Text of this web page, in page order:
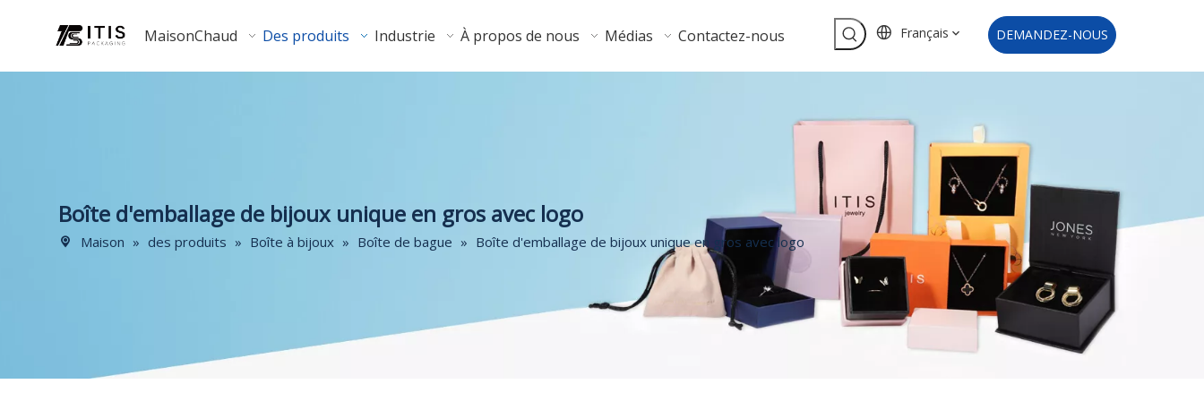
MaisonChaud Des produits Industrie À propos de nous Médias Contactez-nous Français DEMANDEZ-NOUS
Boîte d'emballage de bijoux unique en gros avec logo
Maison » des produits » Boîte à bijoux » Boîte de bague » Boîte d'emballage de bijoux unique en gros avec logo